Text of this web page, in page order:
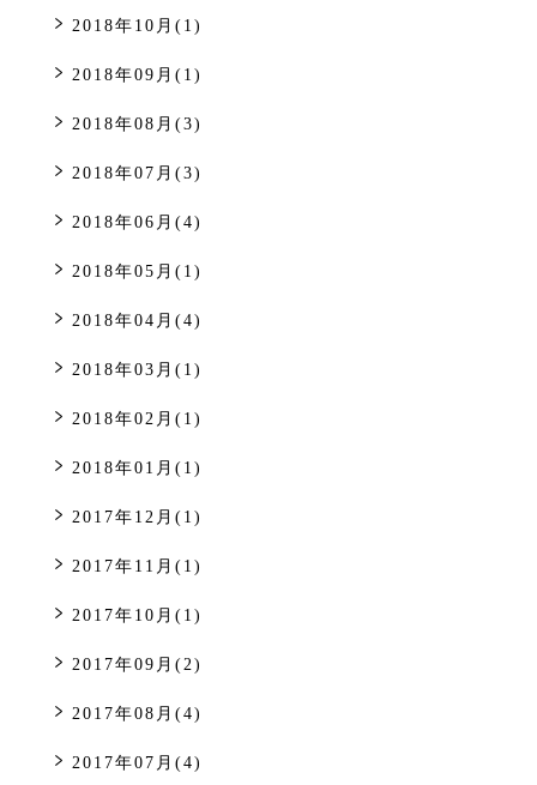
2018年10月(1)
2018年09月(1)
2018年08月(3)
2018年07月(3)
2018年06月(4)
2018年05月(1)
2018年04月(4)
2018年03月(1)
2018年02月(1)
2018年01月(1)
2017年12月(1)
2017年11月(1)
2017年10月(1)
2017年09月(2)
2017年08月(4)
2017年07月(4)